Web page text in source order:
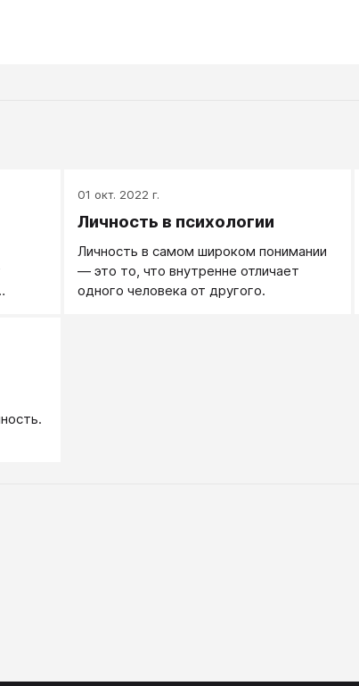
01 окт. 2022 г.
Личность в психологии
Личность в самом широком понимании
— это то, что внутренне отличает
одного человека от другого.